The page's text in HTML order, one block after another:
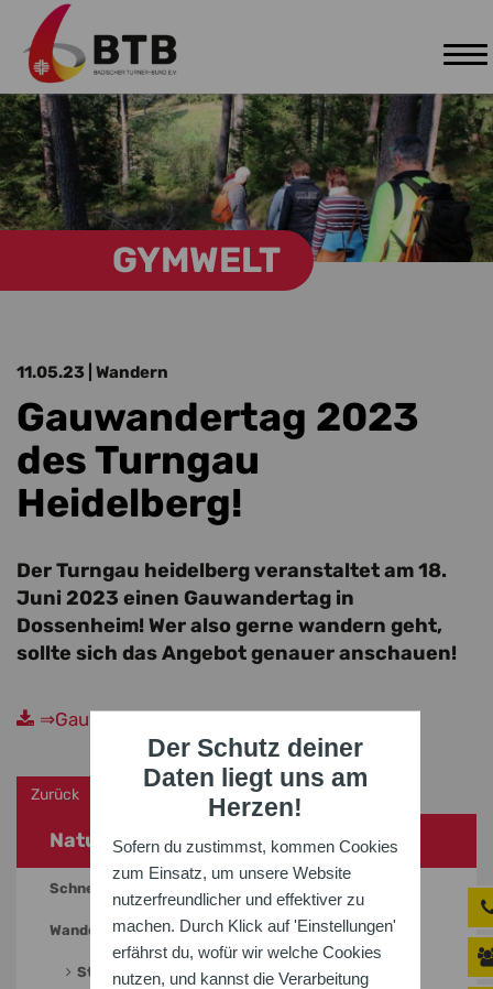
Der Schutz deiner
Daten liegt uns am
Herzen!
Sofern du zustimmst, kommen Cookies
zum Einsatz, um unsere Website
nutzerfreundlicher und effektiver zu
machen. Durch Klick auf 'Einstellungen'
erfährst du, wofür wir welche Cookies
nutzen, und kannst die Verarbeitung
Zum Hauptinhalt springen
GYMWELT
11.05.23 | Wandern
Gauwandertag 2023
des Turngau
Heidelberg!
Der Turngau heidelberg veranstaltet am 18.
Juni 2023 einen Gauwandertag in
Dossenheim! Wer also gerne wandern geht,
sollte sich das Angebot genauer anschauen!
⇒Gauwandertag 2023
Zurück
Natursport
Schneesport
Wandern
Start/Termine